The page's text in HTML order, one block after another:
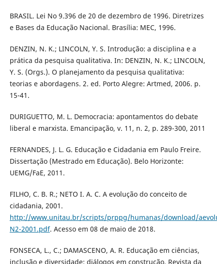
BRASIL. Lei No 9.396 de 20 de dezembro de 1996. Diretrizes
e Bases da Educação Nacional. Brasília: MEC, 1996.
DENZIN, N. K.; LINCOLN, Y. S. Introdução: a disciplina e a
prática da pesquisa qualitativa. In: DENZIN, N. K.; LINCOLN,
Y. S. (Orgs.). O planejamento da pesquisa qualitativa:
teorias e abordagens. 2. ed. Porto Alegre: Artmed, 2006. p.
15-41.
DURIGUETTO, M. L. Democracia: apontamentos do debate
liberal e marxista. Emancipação, v. 11, n. 2, p. 289-300, 2011
FERNANDES, J. L. G. Educação e Cidadania em Paulo Freire.
Dissertação (Mestrado em Educação). Belo Horizonte:
UEMG/FaE, 2011.
FILHO, C. B. R.; NETO I. A. C. A evolução do conceito de
cidadania, 2001.
http://www.unitau.br/scripts/prppg/humanas/download/
N2-2001.pdf. Acesso em 08 de maio de 2018.
FONSECA, L., C.; DAMASCENO, A. R. Educação em ciências,
inclusão e diversidade: diálogos em construção. Revista da